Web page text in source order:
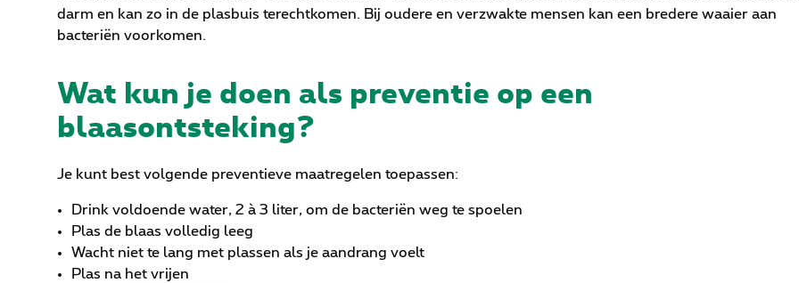
darm en kan zo in de plasbuis terechtkomen. Bij oudere en verzwakte mensen kan een bredere waaier aan
bacteriën voorkomen.
Wat kun je doen als preventie op een
blaasontsteking?
Je kunt best volgende preventieve maatregelen toepassen:
Drink voldoende water, 2 à 3 liter, om de bacteriën weg te spoelen
Plas de blaas volledig leeg
Wacht niet te lang met plassen als je aandrang voelt
Plas na het vrijen